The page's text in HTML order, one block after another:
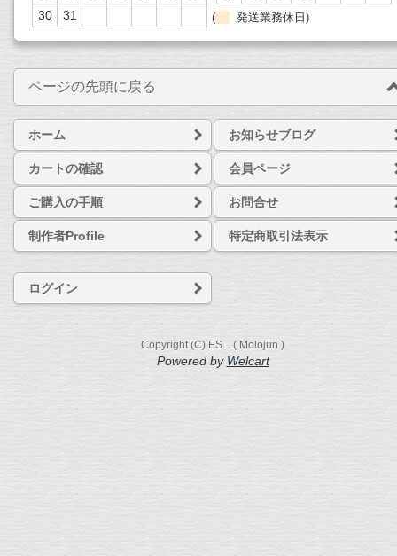
30
31 ( 発送業務休日)
ページの先頭に戻る
ホーム お知らせブログ
カートの確認 会員ページ
ご購入の手順 お問合せ
制作者Profile 特定商取引法表示
ログイン
Copyright (C) ES... ( Molojun )
Powered by Welcart